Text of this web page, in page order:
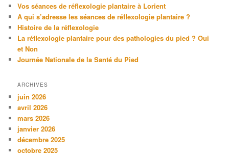
Vos séances de réflexologie plantaire à Lorient
A qui s’adresse les séances de réflexologie plantaire ?
Histoire de la réflexologie
La réflexologie plantaire pour des pathologies du pied ? Oui
et Non
Journée Nationale de la Santé du Pied
ARCHIVES
juin 2026
avril 2026
mars 2026
janvier 2026
décembre 2025
octobre 2025